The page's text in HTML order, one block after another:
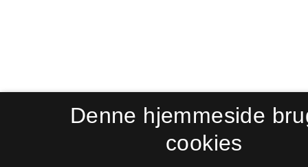
Denne hjemmeside
cookies